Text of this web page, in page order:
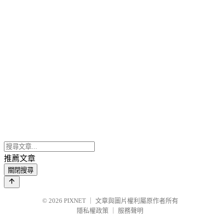
推薦文章
關閉搜尋
© 2026 PIXNET
文章與圖片權利屬原作者所有
隱私權政策
服務聲明